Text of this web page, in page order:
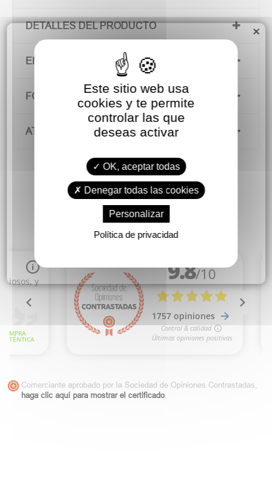
DETALLES DEL PRODUCTO
ENVÍOS Y DEVOLUCIONES
FORMAS DE PAGO
ATENCIÓN AL CLIENTE
Comerciante aprobado por la Sociedad de Opiniones Contrastadas,
haga clic aquí para mostrar el certificado.
×
Este sitio web usa
cookies y te permite
controlar las que
deseas activar
OK, aceptar todas
Denegar todas las cookies
Personalizar
Política de privacidad